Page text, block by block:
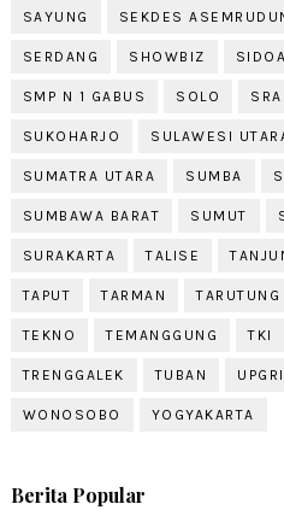
SAYUNG SEKDES
SERDANG SHOWBIZ
SMP N 1 GABUS SOLO
SUKOHARJO SULAWESI
SUMATRA UTARA SUMBA
SUMBAWA BARAT SUMUT
SURAKARTA TALISE
TAPUT TARMAN TARUTUNG
TEKNO TEMANGGUNG TKI
TRENGGALEK TUBAN
WONOSOBO YOGYAKARTA
Berita Popular